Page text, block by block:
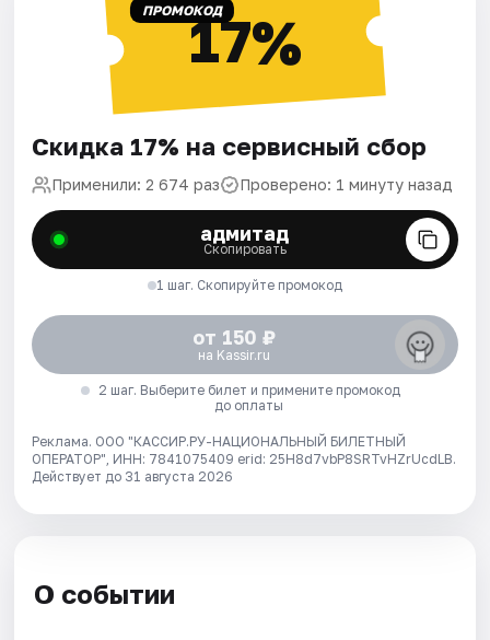
ПРОМОКОД17%
Скидка 17% на сервисный сбор
Применили: 2 674 раз Проверено: 1 минуту назад
адмитад
Скопировать
1 шаг. Скопируйте промокод
от 150 ₽
на Kassir.ru
2 шаг. Выберите билет и примените промокод
до оплаты
Реклама. ООО "КАССИР.РУ-НАЦИОНАЛЬНЫЙ БИЛЕТНЫЙ
ОПЕРАТОР", ИНН: 7841075409 erid: 25H8d7vbP8SRTvHZrUcdLB.
Действует до 31 августа 2026
О событии